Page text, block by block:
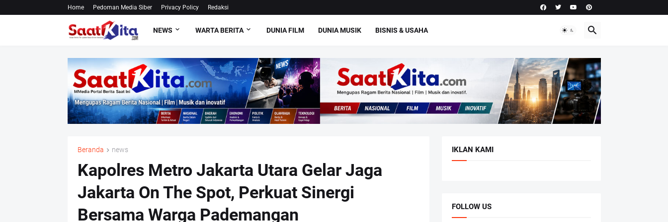
Home Pedoman Media Siber Privacy Policy Redaksi
NEWS WARTA BERITA DUNIA FILM DUNIA MUSIK BISNIS & USAHA
Beranda news
Kapolres Metro Jakarta Utara Gelar Jaga
Jakarta On The Spot, Perkuat Sinergi
Bersama Warga Pademangan
IKLAN KAMI
FOLLOW US